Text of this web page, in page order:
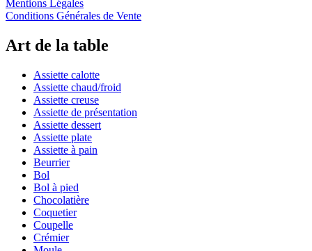
Mentions Légales
Conditions Générales de Vente
Art de la table
Assiette calotte
Assiette chaud/froid
Assiette creuse
Assiette de présentation
Assiette dessert
Assiette plate
Assiette à pain
Beurrier
Bol
Bol à pied
Chocolatière
Coquetier
Coupelle
Crémier